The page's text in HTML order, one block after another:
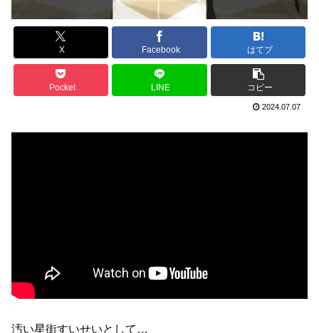
X Facebook はてブ
Pocket LINE コピー
2024.07.07
汚い星街すいせいとして…